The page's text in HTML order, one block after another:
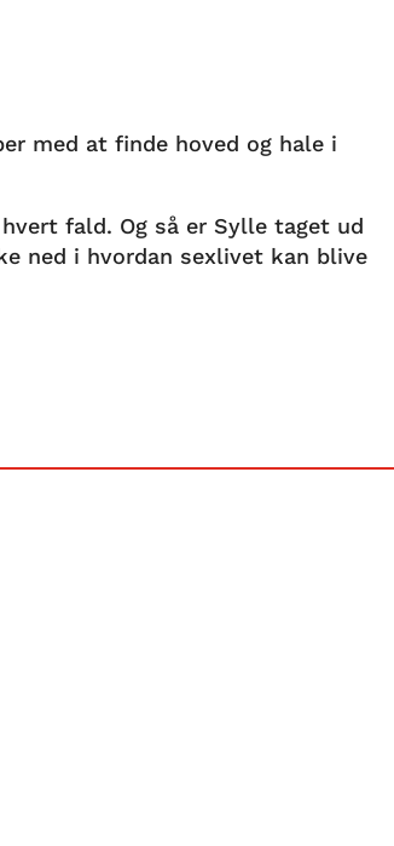
med at finde hoved og hale i
fald. Og så er Sylle taget ud
ned i hvordan sexlivet kan blive